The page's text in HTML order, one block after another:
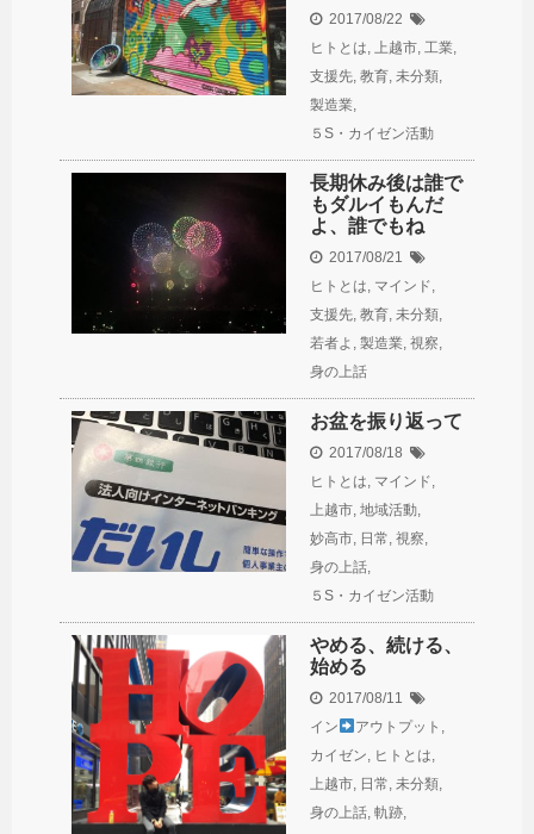
2017/08/22
ヒトとは, 上越市, 工業,
支援先, 教育, 未分類,
製造業,
５S・カイゼン活動
長期休み後は誰で
もダルイもんだ
よ、誰でもね
2017/08/21
ヒトとは, マインド,
支援先, 教育, 未分類,
若者よ , 製造業, 視察,
身の上話
お盆を振り返って
2017/08/18
ヒトとは, マインド,
上越市, 地域活動,
妙高市, 日常, 視察,
身の上話,
５S・カイゼン活動
やめる、続ける、
始める
2017/08/11
イン
アウトプット ,
カイゼン, ヒトとは,
上越市, 日常, 未分類,
身の上話, 軌跡,